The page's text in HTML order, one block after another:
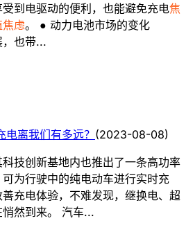
到电驱动的便利，也能避免充电焦
虑。 ● 动力电池市场的变化
也带...
离我们有多远？ (2023-08-08)
技创新基地内也推出了一条高功率
为行驶中的纯电动车进行实时充
善充电体验，不难发现，继换电、超
然到来。 汽车...